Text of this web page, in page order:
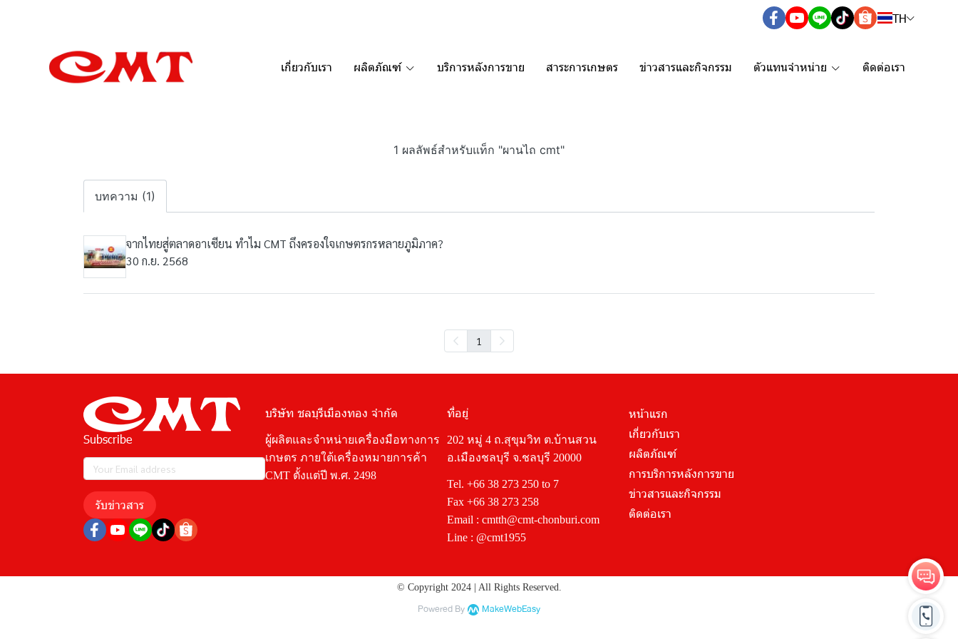
TH
เกี่ยวกับเรา ผลิตภัณฑ์ บริการหลังการขาย สาระการเกษตร ข่าวสารและกิจกรรม ตัวแทนจำหน่าย ติดต่อเรา
1 ผลลัพธ์สำหรับแท็ก "ผานไถ cmt"
บทความ (1)
จากไทยสู่ตลาดอาเซียน ทำไม CMT ถึงครองใจเกษตรกรหลายภูมิภาค?
30 ก.ย. 2568
1
Subscribe
รับข่าวสาร
บริษัท ชลบุรีเมืองทอง จำกัด
ผู้ผลิตและจำหน่ายเครื่องมือทางการ
เกษตร ภายใต้เครื่องหมายการค้า
CMT ตั้งแต่ปี พ.ศ. 2498
ที่อยู่
202 หมู่ 4 ถ.สุขุมวิท ต.บ้านสวน
อ.เมืองชลบุรี จ.ชลบุรี 20000
Tel. +66 38 273 250 to 7
Fax +66 38 273 258
Email : cmtth@cmt-chonburi.com
Line : @cmt1955
หน้าแรก
เกี่ยวกับเรา
ผลิตภัณฑ์
การบริการหลังการขาย
ข่าวสารและกิจกรรม
ติดต่อเรา
© Copyright 2024 | All Rights Reserved.
Powered By MakeWebEasy